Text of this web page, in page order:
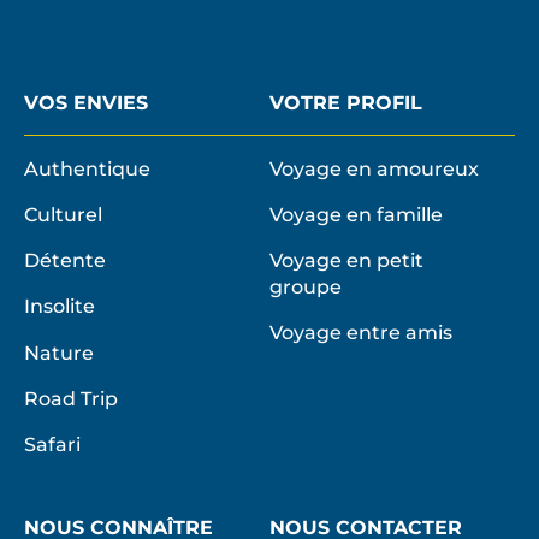
VOS ENVIES
Authentique
Culturel
Détente
Insolite
Nature
Road Trip
Safari
VOTRE PROFIL
Voyage en amoureux
Voyage en famille
Voyage en petit
groupe
Voyage entre amis
NOUS CONNAÎTRE NOUS CONTACTER